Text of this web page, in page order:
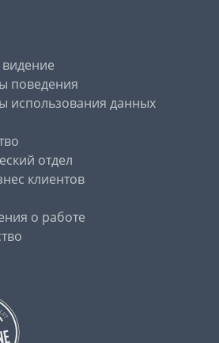
поведения
использования данных
отдел
клиентов
о работе